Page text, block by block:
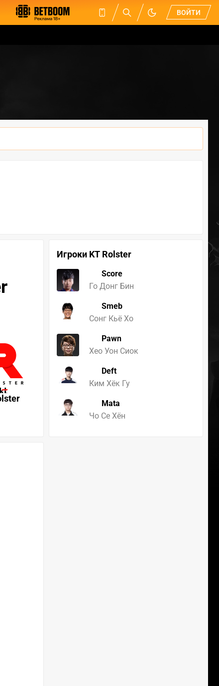
ВОЙТИ
Игроки KT Rolster
Score
Го Донг Бин
Smeb
Сонг Кьё Хо
Pawn
Хео Уон Сиок
Deft
Ким Хёк Гу
Mata
Чо Ce Хён